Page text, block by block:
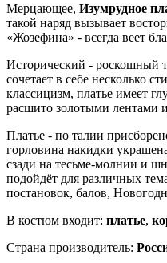
Мерцающее, Изумрудное
такой наряд вызывает
«Жозефина» - всегда веет
Исторический - роскошный
сочетает в себе несколько
классицизм, платье имеет
расшито золотыми лентами
Платье - по талии
горловина накидки
сзади на тесьме-молнии и
подойдёт для различных
постановок, балов,
В костюм входит: платье,
Страна производитель: